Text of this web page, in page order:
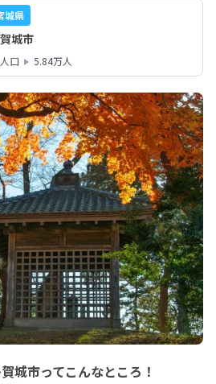
城県
城市
人口 5.84万人
城市ってこんなところ！